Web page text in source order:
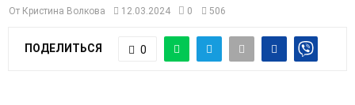
R
Y
От Кристина Волкова 12.03.2024 0 506
ПОДЕЛИТЬСЯ 0